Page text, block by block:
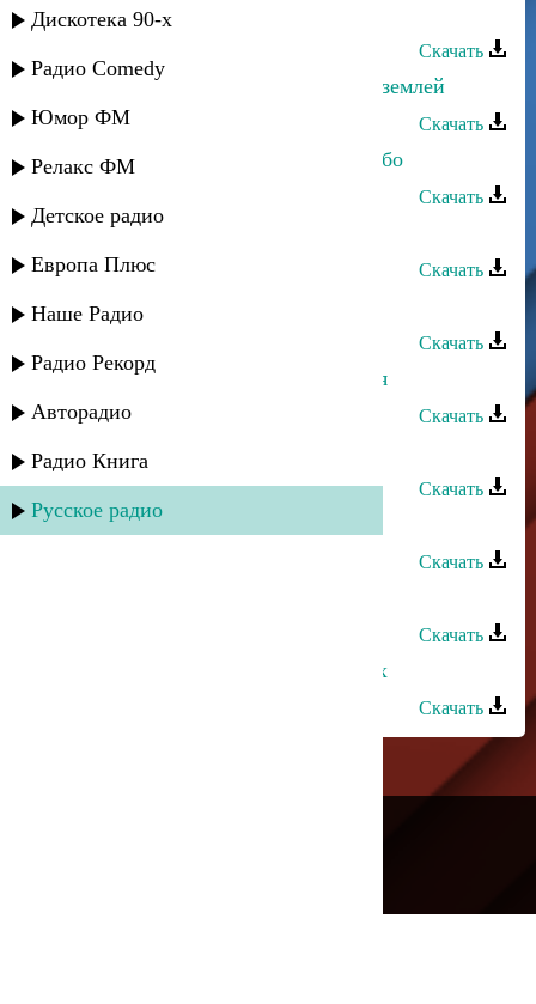
Дискотека 90-х
Радио Comedy
Юмор ФМ
Релакс ФМ
Детское радио
Европа Плюс
Наше Радио
Радио Рекорд
Авторадио
Радио Книга
Русское радио
Сёма Семенов - Небо на ладони
Скачать
Патимат Кагирова и Султан - Над землей
Скачать
Дагмара Ибрагимова - Звёздное небо
Скачать
Алина Алихуджаева - Небо
Скачать
Халил Алиев - Небо в клетку
Скачать
Алик Шах-Мурадов - Небо и земля
Скачать
Алина Алихуджаева - Небо
Скачать
Нурик Татданов - Москва-Тарки
Скачать
Скачать
Тахмина Умалатова - Небо в глазах
Скачать